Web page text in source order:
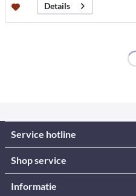
Details
Service hotline
Shop service
Informatie